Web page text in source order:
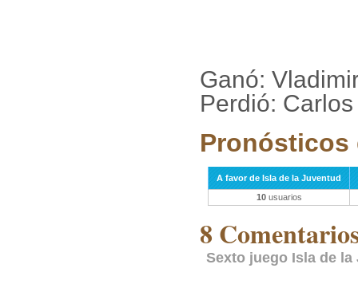
Ganó:
Perdió:
Pronósticos
A favor de Isla de la Juventud
10usuarios
8
Sexto juego Isla de